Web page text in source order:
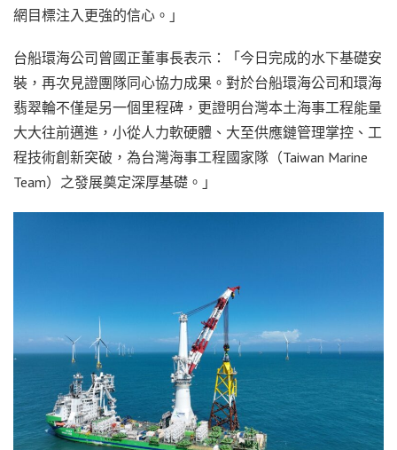
網目標注入更強的信心。」
台船環海公司曾國正董事長表示：「今日完成的水下基礎安
裝，再次見證團隊同心協力成果。對於台船環海公司和環海
翡翠輪不僅是另一個里程碑，更證明台灣本土海事工程能量
大大往前邁進，小從人力軟硬體、大至供應鏈管理掌控、工
程技術創新突破，為台灣海事工程國家隊（Taiwan Marine
Team）之發展奠定深厚基礎。」